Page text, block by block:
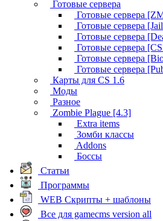
Готовые сервера
Готовые сервера
Готовые сервера
Готовые сервера
Готовые сервера
Готовые сервера
Готовые сервера
Карты для CS 1.6
Моды
Разное
Zombie Plague [4.3]
Extra items
Зомби классы
Addons
Боссы
Статьи
Программы
WEB Скрипты + шаблоны
Все для gamecms version all